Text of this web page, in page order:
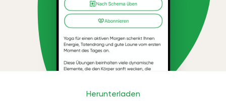
Herunterladen